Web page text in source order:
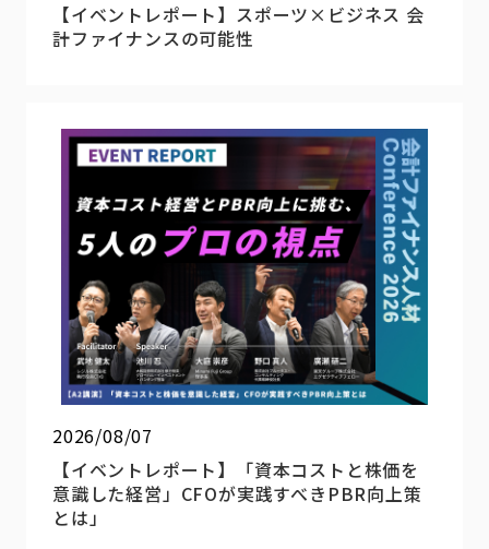
【イベントレポート】スポーツ×ビジネス 会
計ファイナンスの可能性
2026/08/07
【イベントレポート】「資本コストと株価を
意識した経営」CFOが実践すべきPBR向上策
とは」